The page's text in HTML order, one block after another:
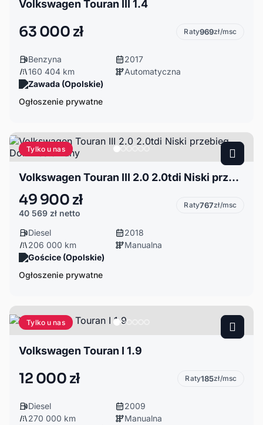
Volkswagen Touran III 1.4
63 000 zł Raty969zł/msc
Benzyna
2017
160 404 km
Automatyczna
Zawada (Opolskie)
Ogłoszenie prywatne
Tylko u nas
Volkswagen Touran III 2.0 2.0tdi Niski przebieg Doinwestowany
49 900 zł
40 569 zł netto
Raty767zł/msc
Diesel
2018
206 000 km
Manualna
Gościce (Opolskie)
Ogłoszenie prywatne
Tylko u nas
Volkswagen Touran I 1.9
12 000 zł Raty185zł/msc
Diesel
2009
270 000 km
Manualna